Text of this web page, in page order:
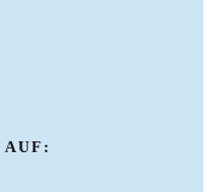
AUF: